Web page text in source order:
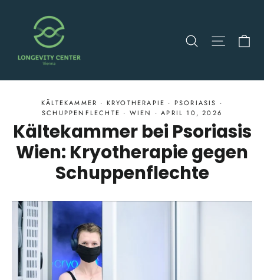
Suche
KÄLTEKAMMER · KRYOTHERAPIE · PSORIASIS ·
SCHUPPENFLECHTE · WIEN ·APRIL 10, 2026
Kältekammer bei Psoriasis
Wien: Kryotherapie gegen
Schuppenflechte